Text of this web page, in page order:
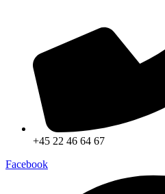
+45 22 46 64 67
Facebook